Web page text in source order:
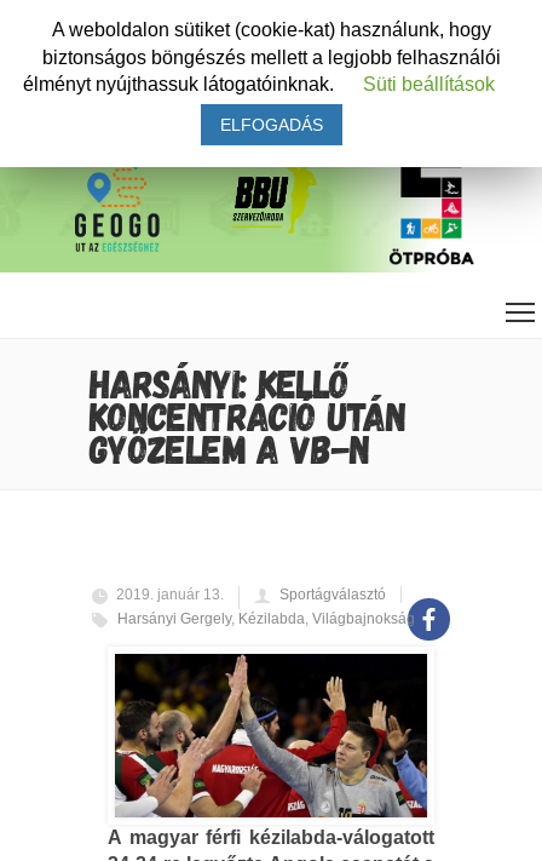
HARSÁNYI: KELLŐ
KONCENTRÁCIÓ UTÁN
GYŐZELEM A VB-N
2019. január 13.
Sportágválasztó
Harsányi Gergely, Kézilabda, Világbajnokság
A magyar férfi kézilabda-válogatott
A weboldalon sütiket (cookie-kat) használunk, hogy
biztonságos böngészés mellett a legjobb felhasználói
élményt nyújthassuk látogatóinknak.
Süti beállítások
ELFOGADÁS